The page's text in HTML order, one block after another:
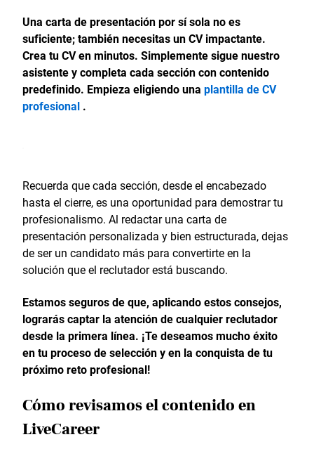
Una carta de presentación por sí sola no es
suficiente; también necesitas un CV impactante.
Crea tu CV en minutos. Simplemente sigue nuestro
asistente y completa cada sección con contenido
predefinido. Empieza eligiendo una plantilla de CV
profesional .
Recuerda que cada sección, desde el encabezado
hasta el cierre, es una oportunidad para demostrar tu
profesionalismo. Al redactar una carta de
presentación personalizada y bien estructurada, dejas
de ser un candidato más para convertirte en la
solución que el reclutador está buscando.
Estamos seguros de que, aplicando estos consejos,
lograrás captar la atención de cualquier reclutador
desde la primera línea. ¡Te deseamos mucho éxito
en tu proceso de selección y en la conquista de tu
próximo reto profesional!
Cómo revisamos el contenido en
LiveCareer